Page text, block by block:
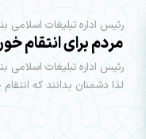
رئیس اداره تبلیغات اسلامی
مردم برای انتقام
رئیس اداره تبلیغات
لذا دشمنان بدانند که